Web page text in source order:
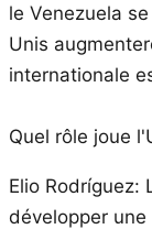
le Venezuela
Unis
internationale
Quel rôle joue
Elio Rodríguez:
développer